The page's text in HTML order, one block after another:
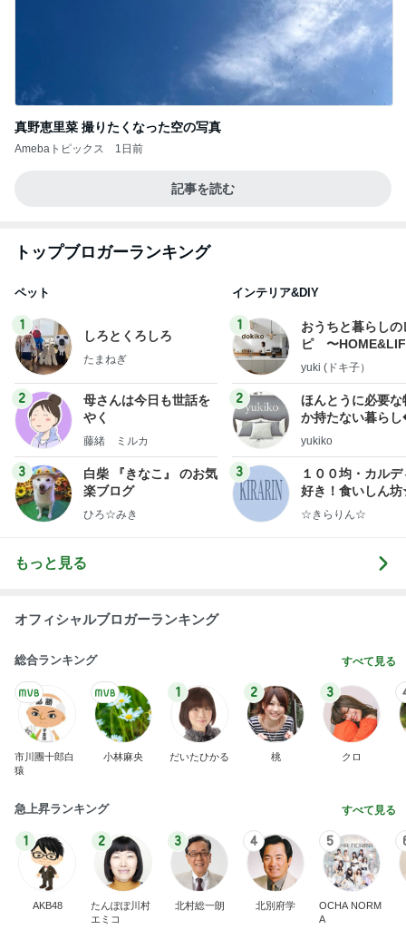
真野恵里菜 撮りたくなった空の写真
Amebaトピックス 1日前
記事を読む
トップブロガーランキング
ペット
1
しろとくろしろ
たまねぎ
2
母さんは今日も世話を
やく
藤緒 ミルカ
3
白柴 『きなこ』 のお気
楽ブログ
ひろ☆みき
インテリア&DIY
1
おうちと暮らしの
ピ 〜
yuki (ドキ子）
2
ほんとうに必要な
か持たない暮ら
ep Life Simple◆
yukiko
3
１００均・カルデ
好き！食いしん
らりん☆のブログ
☆きらりん☆
もっと見る
オフィシャルブロガーランキング
総合ランキング すべて見る
市川團十郎白
猿
小林麻央
1
だいたひかる
2
桃
3
クロ
急上昇ランキング すべて見る
1
AKB48
2
たんぽぽ川村
エミコ
3
北村総一朗
4
北別府学
5
OCHA NORM
A